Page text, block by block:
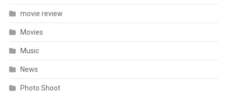
movie review
Movies
Music
News
Photo Shoot